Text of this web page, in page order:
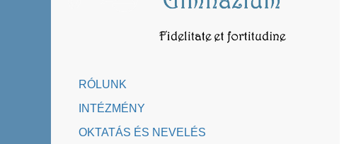
RÓLUNK
INTÉZMÉNY
OKTATÁS ÉS NEVELÉS